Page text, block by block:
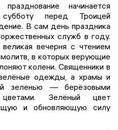
начинается
перед Троицей
В сам день праздника
служб в году.
вечерня с чтением
в которых верующие
колени. Священники в
одежды, а храмы и
зеленью — берёзовыми
Зелёный цвет
и обновляющую силу